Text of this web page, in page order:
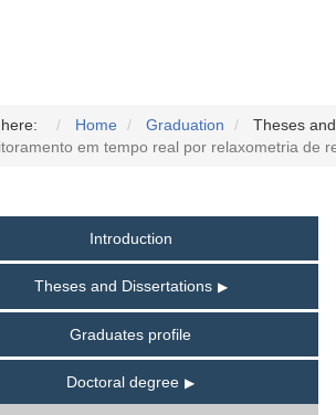
Home Graduation Theses
em tempo real por relaxometria de
Introduction
Theses and Dissertations
Graduates profile
Doctoral degree